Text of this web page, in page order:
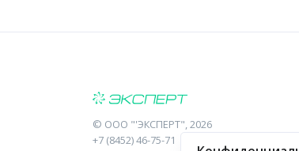
© ООО "'ЭКСПЕРТ", 2026
+7 (8452) 46-75-71